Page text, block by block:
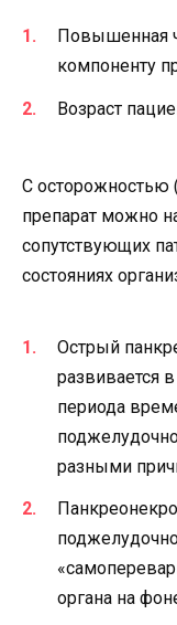
Повышенная
компоненту
Возраст
С осторожностью
препарат можно
сопутствующих
состояниях
Острый
развивается
периода
разными
органа на